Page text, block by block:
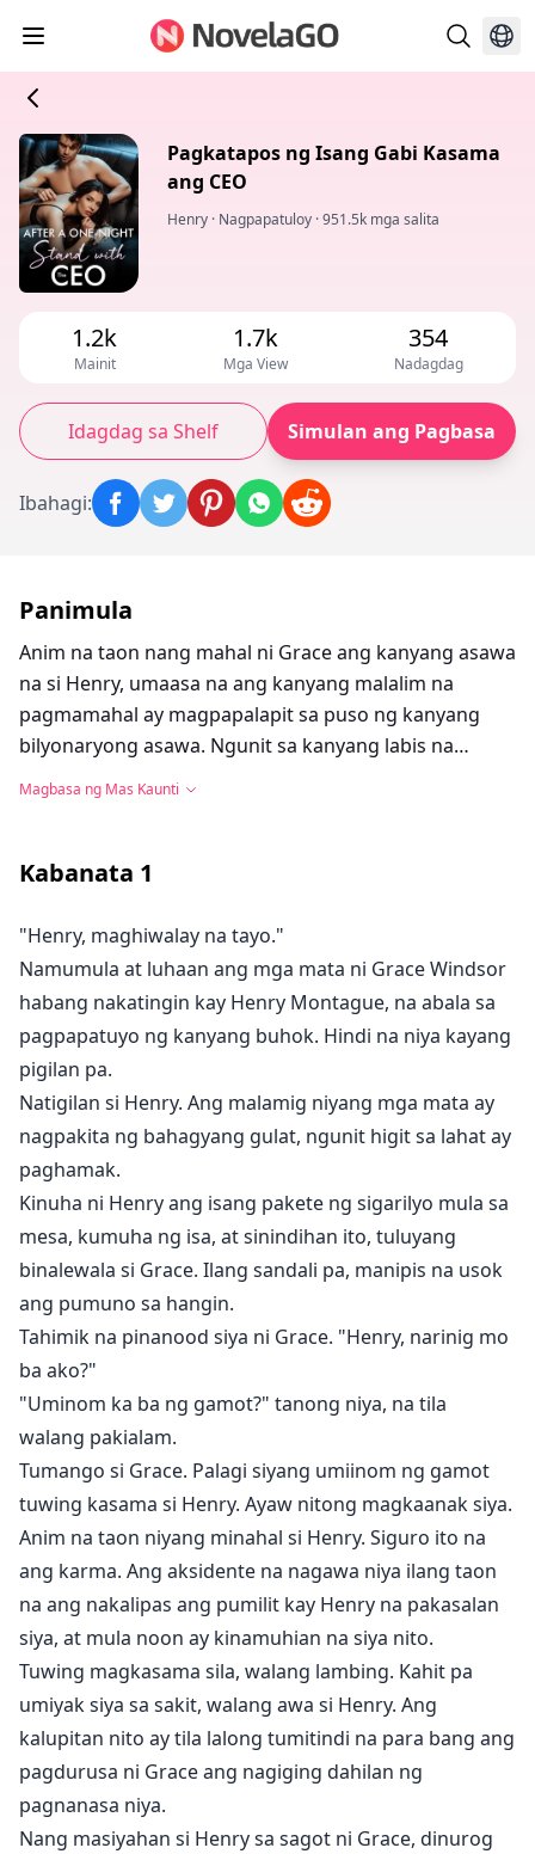
Pagkatapos ng Isang Gabi Kasama
ang CEO
Henry · Nagpapatuloy ·951.5k mga salita
1.2k
Mainit
1.7k
Mga View
354
Nadagdag
Idagdag sa Shelf Simulan ang Pagbasa
Ibahagi:
Panimula
Anim na taon nang mahal ni Grace ang kanyang asawa
na si Henry, umaasa na ang kanyang malalim na
pagmamahal ay magpapalapit sa puso ng kanyang
bilyonaryong asawa. Ngunit sa kanyang labis na
pagkabigla, niloko siya ni Henry, at ang ibang babae ay
ng pinakamasayang buhay at pag-aalaga sa mundo,
ganitong pag-uugali ni Henry ay dahil naniniwala
siyang si Elodie ang nagligtas sa kanya noon, hindi
niya alam na si Grace pala ang tunay na nagligtas sa
Magbasa ng Mas Kaunti
Kabanata 1
"Henry, maghiwalay na tayo."
Namumula at luhaan ang mga mata ni Grace Windsor
habang nakatingin kay Henry Montague, na abala sa
pagpapatuyo ng kanyang buhok. Hindi na niya kayang
pigilan pa.
Natigilan si Henry. Ang malamig niyang mga mata ay
nagpakita ng bahagyang gulat, ngunit higit sa lahat ay
paghamak.
Kinuha ni Henry ang isang pakete ng sigarilyo mula sa
mesa, kumuha ng isa, at sinindihan ito, tuluyang
binalewala si Grace. Ilang sandali pa, manipis na usok
ang pumuno sa hangin.
Tahimik na pinanood siya ni Grace. "Henry, narinig mo
ba ako?"
"Uminom ka ba ng gamot?" tanong niya, na tila
walang pakialam.
Tumango si Grace. Palagi siyang umiinom ng gamot
tuwing kasama si Henry. Ayaw nitong magkaanak siya.
Anim na taon niyang minahal si Henry. Siguro ito na
ang karma. Ang aksidente na nagawa niya ilang taon
na ang nakalipas ang pumilit kay Henry na pakasalan
siya, at mula noon ay kinamuhian na siya nito.
Tuwing magkasama sila, walang lambing. Kahit pa
umiyak siya sa sakit, walang awa si Henry. Ang
kalupitan nito ay tila lalong tumitindi na para bang ang
pagdurusa ni Grace ang nagiging dahilan ng
pagnanasa niya.
Nang masiyahan si Henry sa sagot ni Grace, dinurog